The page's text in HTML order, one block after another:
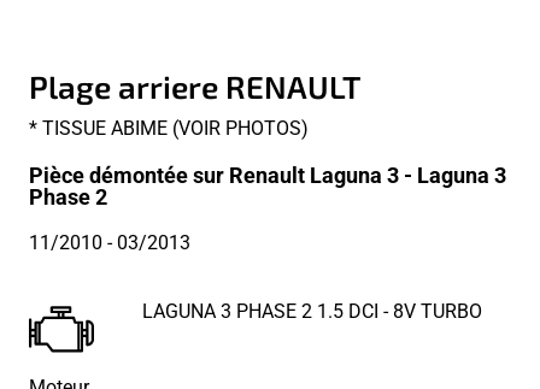
Plage arriere RENAULT
* TISSUE ABIME (VOIR PHOTOS)
Pièce démontée sur Renault Laguna 3 - Laguna 3
Phase 2
11/2010 - 03/2013
LAGUNA 3 PHASE 2 1.5 DCI - 8V TURBO